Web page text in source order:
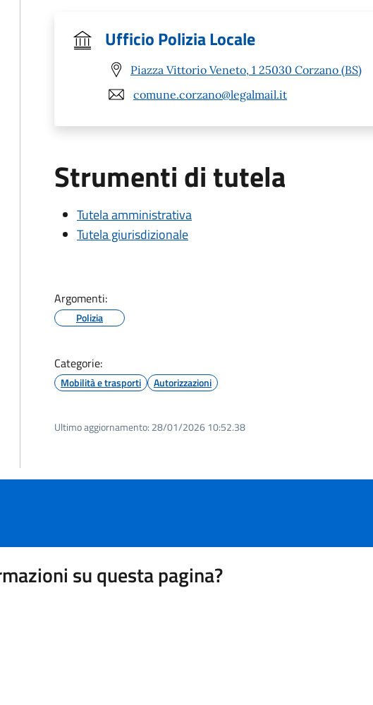
Ufficio Polizia Locale
Piazza Vittorio Veneto, 1 25030 Corzano (BS)
comune.corzano@legalmail.it
Strumenti di tutela
Tutela amministrativa
Tutela giurisdizionale
Argomenti:
Polizia
Categorie:
Mobilità e trasporti Autorizzazioni
Ultimo aggiornamento: 28/01/2026 10:52.38
su questa pagina?